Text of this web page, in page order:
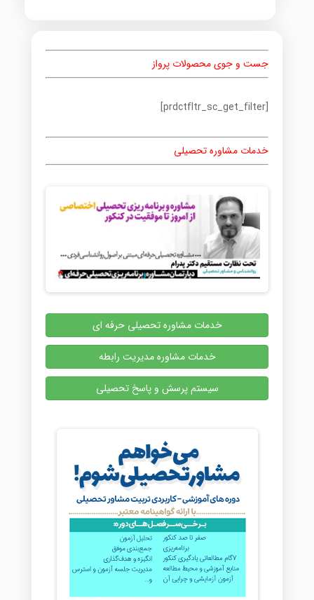
جست و جوی محصولات پرواز
[prdctfltr_sc_get_filter]
خدمات مشاوره تحصیلی
خدمات مشاوره تحصیلی حرفه ای
خدمات مشاوره مدیریت رابطه
سیستم پرسش و پاسخ تحصیلی